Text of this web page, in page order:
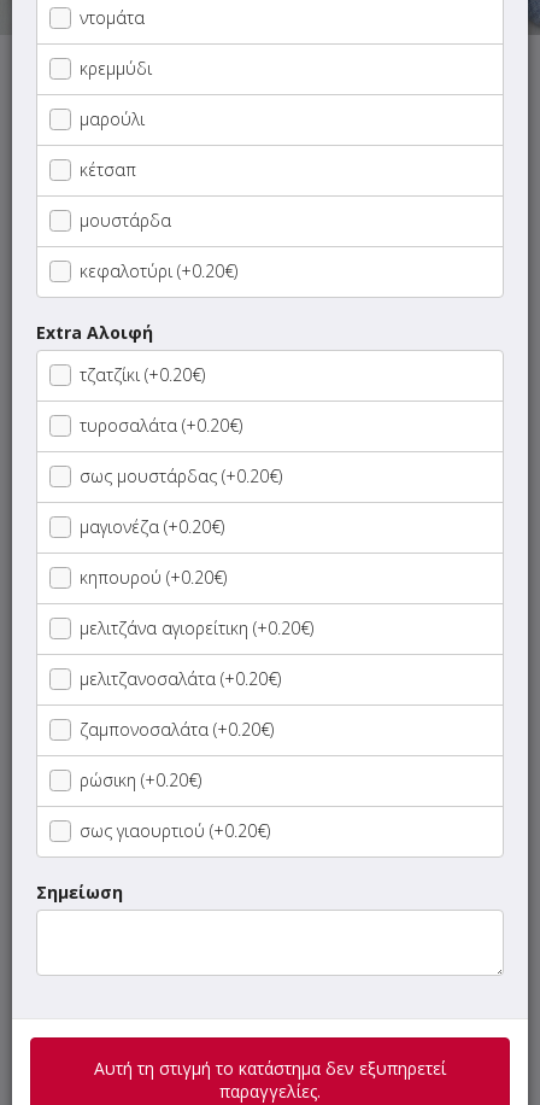
Αυτή τη στιγμή το κατάστημα δεν εξυπηρετεί παραγγελίες.
ΜΕΝΟΥ
Γρήγορη
αναζήτηση
προϊόντος...
SUPER Προσφορές
ΠΑΙΔΙΚΑ ΓΕΥΜΑΤΑ
ΝΗΣΤΙΣΙΜΑ
Ορεκτικά
Αλοιφές
Σαλάτες
Πίτες
Ψωμάκια
Κυπριακές Πίτες
Θηρίο ( Γίγας Αραβική Πίτα)
Μπαγκέτες
ντομάτα
κρεμμύδι
μαρούλι
κέτσαπ
μουστάρδα
κεφαλοτύρι (+0.20€)
Extra Αλοιφή
τζατζίκι (+0.20€)
τυροσαλάτα (+0.20€)
σως μουστάρδας (+0.20€)
μαγιονέζα (+0.20€)
κηπουρού (+0.20€)
μελιτζάνα αγιορείτικη (+0.20€)
μελιτζανοσαλάτα (+0.20€)
ζαμπονοσαλάτα (+0.20€)
ρώσικη (+0.20€)
σως γιαουρτιού (+0.20€)
Σημείωση
Αυτή τη στιγμή το κατάστημα δεν εξυπηρετεί
παραγγελίες.